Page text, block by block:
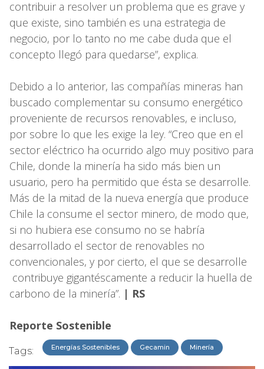
contribuir a resolver un problema que es grave y
que existe, sino también es una estrategia de
negocio, por lo tanto no me cabe duda que el
concepto llegó para quedarse”, explica.
Debido a lo anterior, las compañías mineras han
buscado complementar su consumo energético
proveniente de recursos renovables, e incluso,
por sobre lo que les exige la ley. “Creo que en el
sector eléctrico ha ocurrido algo muy positivo para
Chile, donde la minería ha sido más bien un
usuario, pero ha permitido que ésta se desarrolle.
Más de la mitad de la nueva energía que produce
Chile la consume el sector minero, de modo que,
si no hubiera ese consumo no se habría
desarrollado el sector de renovables no
convencionales, y por cierto, el que se desarrolle
contribuye gigantéscamente a reducir la huella de
carbono de la minería”. | RS
Reporte Sostenible
Tags: Energías Sostenibles Gecamin Minería